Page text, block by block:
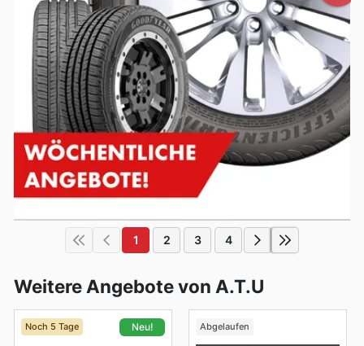
1 2 3 4
Weitere Angebote von A.T.U
Noch 5 Tage Neu! Abgelaufen